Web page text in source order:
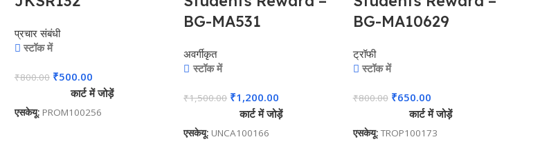
प्रचार संबंधी
स्टॉक में
₹800.00 ₹500.00
कार्ट में जोड़ें
एसकेयू: PROM100256
BG-MA531
अवर्गीकृत
स्टॉक में
₹1,500.00 ₹1,200.00
कार्ट में जोड़ें
एसकेयू: UNCA100166
BG-MA10629
ट्रॉफी
स्टॉक में
₹800.00 ₹650.00
कार्ट में जोड़ें
एसकेयू: TROP100173